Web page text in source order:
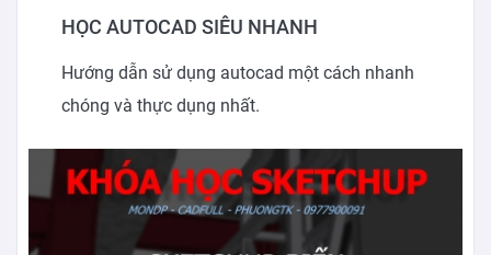
HỌC AUTOCAD SIÊU NHANH
Hướng dẫn sử dụng autocad một cách nhanh
chóng và thực dụng nhất.